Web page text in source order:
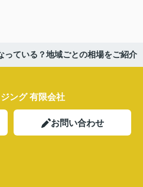
っている？地域ごとの相場をご紹介
ング 有限会社
お問い合わせ